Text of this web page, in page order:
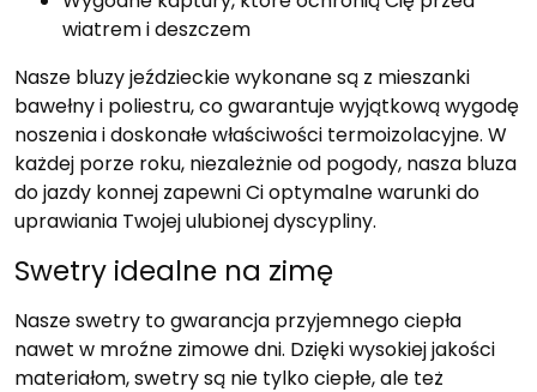
wiatrem i deszczem
Nasze bluzy jeździeckie wykonane są z mieszanki
bawełny i poliestru, co gwarantuje wyjątkową wygodę
noszenia i doskonałe właściwości termoizolacyjne. W
każdej porze roku, niezależnie od pogody, nasza bluza
do jazdy konnej zapewni Ci optymalne warunki do
uprawiania Twojej ulubionej dyscypliny.
Swetry idealne na zimę
Nasze swetry to gwarancja przyjemnego ciepła
nawet w mroźne zimowe dni. Dzięki wysokiej jakości
materiałom, swetry są nie tylko ciepłe, ale też